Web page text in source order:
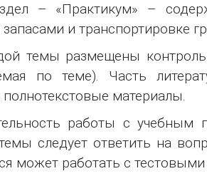
– «Практикум» –
и транспортировке
темы размещены
по теме). Часть
материалы.
работы с учебным
следует ответить на
может работать с